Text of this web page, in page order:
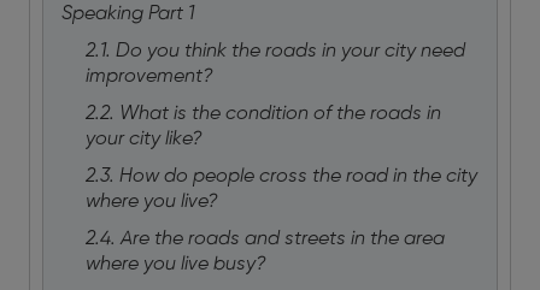
Speaking Part 1
2.1. Do you think the roads in your city need
improvement?
2.2. What is the condition of the roads in
your city like?
2.3. How do people cross the road in the city
where you live?
2.4. Are the roads and streets in the area
where you live busy?